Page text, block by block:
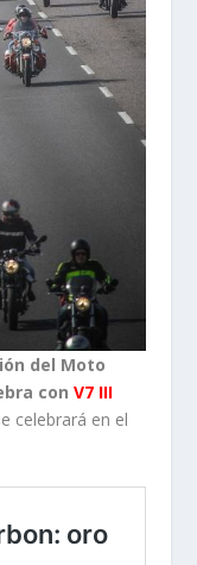
del Moto
conV7 III
celebrará en el